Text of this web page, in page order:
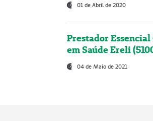
01 de Abril de 2020
Prestador Essencial
em Saúde Ereli
04 de Maio de 2021